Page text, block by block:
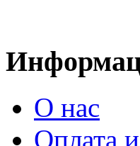
О нас
Оплата